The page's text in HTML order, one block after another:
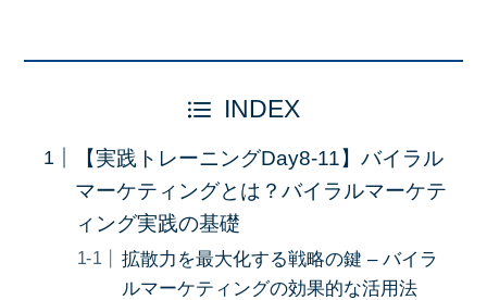
INDEX
【実践トレーニングDay8-11】バイラル
マーケティングとは？バイラルマーケテ
ィング実践の基礎
拡散力を最大化する戦略の鍵 – バイラ
ルマーケティングの効果的な活用法